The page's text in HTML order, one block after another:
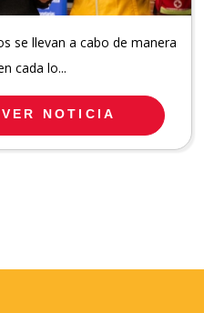
se llevan a cabo de manera
cada lo...
VER NOTICIA